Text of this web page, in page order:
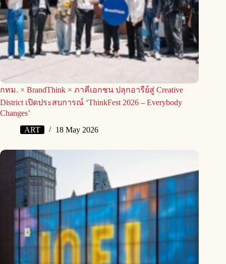
กทม. × BrandThink × ภาคีเอกชน ปลุกอารีย์สู่ Creative
District เปิดประสบการณ์ ‘ThinkFest 2026 – Everybody
Changes’
ART
18 May 2026